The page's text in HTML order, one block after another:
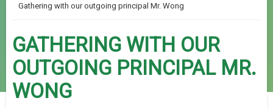
Gathering with our outgoing principal Mr. Wong
GATHERING WITH OUR
OUTGOING PRINCIPAL MR.
WONG